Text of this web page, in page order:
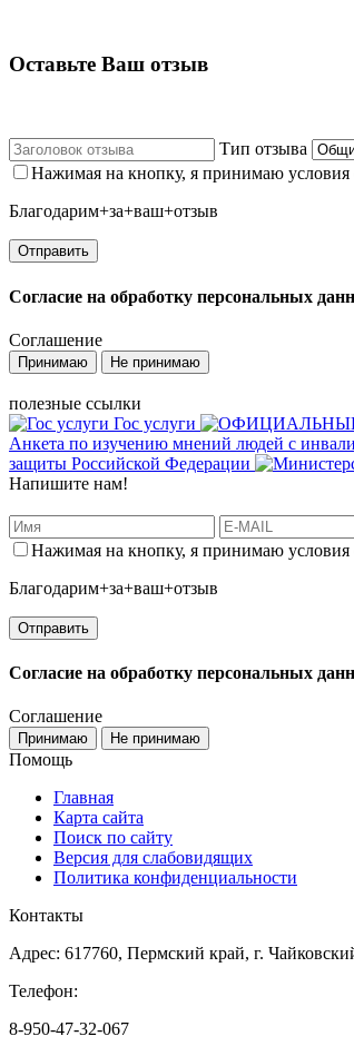
Оставьте Ваш отзыв
Тип отзыва
Нажимая на кнопку, я принимаю условия
Благодарим+за+ваш+отзыв
Согласие на обработку персональных
Соглашение
Принимаю Не принимаю
полезные ссылки
Гос услуги
Анкета по изучению мнений людей с
защиты Российской Федерации
Напишите нам!
Нажимая на кнопку, я принимаю условия
Благодарим+за+ваш+отзыв
Согласие на обработку персональных
Соглашение
Принимаю Не принимаю
Помощь
Главная
Карта сайта
Поиск по сайту
Версия для слабовидящих
Политика конфиденциальности
Контакты
Адрес: 617760, Пермский край, г.
Телефон:
8-950-47-32-067